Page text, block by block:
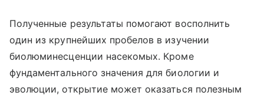
Полученные результаты помогают восполнить
один из крупнейших пробелов в изучении
биолюминесценции насекомых. Кроме
фундаментального значения для биологии и
эволюции, открытие может оказаться полезным